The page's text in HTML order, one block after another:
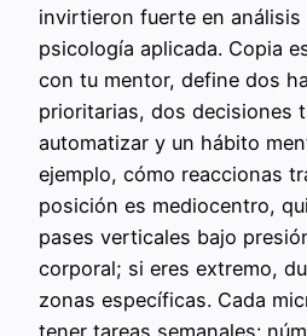
invirtieron fuerte en
psicología aplicada. Copia
con tu mentor, define dos
prioritarias, dos decisiones
automatizar y un hábito
ejemplo, cómo reaccionas
posición es mediocentro,
pases verticales bajo
corporal; si eres extremo,
zonas específicas. Cada